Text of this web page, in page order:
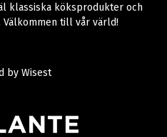
klassiska köksprodukter och
till vår värld!
by Wisest